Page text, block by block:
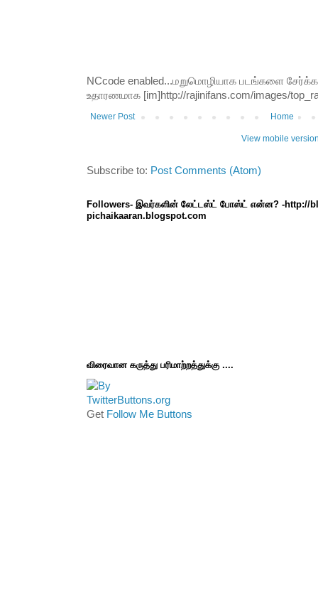
NCcode enabled...மறுமொழியாக படங்களை சேர்க்க
உதாரணமாக [im]http://rajinifans.com/images/
Newer Post Home
View mobile
Subscribe to: Post Comments (Atom)
Followers- இவர்களின் லேட்டஸ்ட் போஸ்ட் என்ன? -http://
pichaikaaran.blogspot.com
விரைவான கருத்து பரிமாற்றத்துக்கு ....
Get Follow Me Buttons